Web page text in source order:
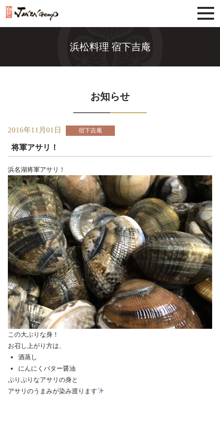
浜松料理 宿下吉庵
お知らせ
2016年11月01日 宿下吉庵
将軍アサリ！
浜名湖将軍アサリ！
この大ぶりな身！
お召し上がり方は、
酒蒸し
にんにくバター醤油
ぷりぷりなアサリの身と
アサリのうまみが染み渡ります